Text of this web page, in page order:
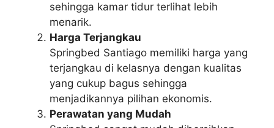
sehingga kamar tidur terlihat lebih
menarik.
Harga Terjangkau
Springbed Santiago memiliki harga yang
terjangkau di kelasnya dengan kualitas
yang cukup bagus sehingga
menjadikannya pilihan ekonomis.
Perawatan yang Mudah